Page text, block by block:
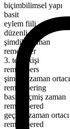
biçimbilimsel yapı
basit
eylem fiili
düzenli
şimdiki zaman
remember
3. tekil kişi
remembers
şimdiki zaman ortacı
remembering
basit geçmiş zaman
remembered
geçmiş zaman ortacı
remembered